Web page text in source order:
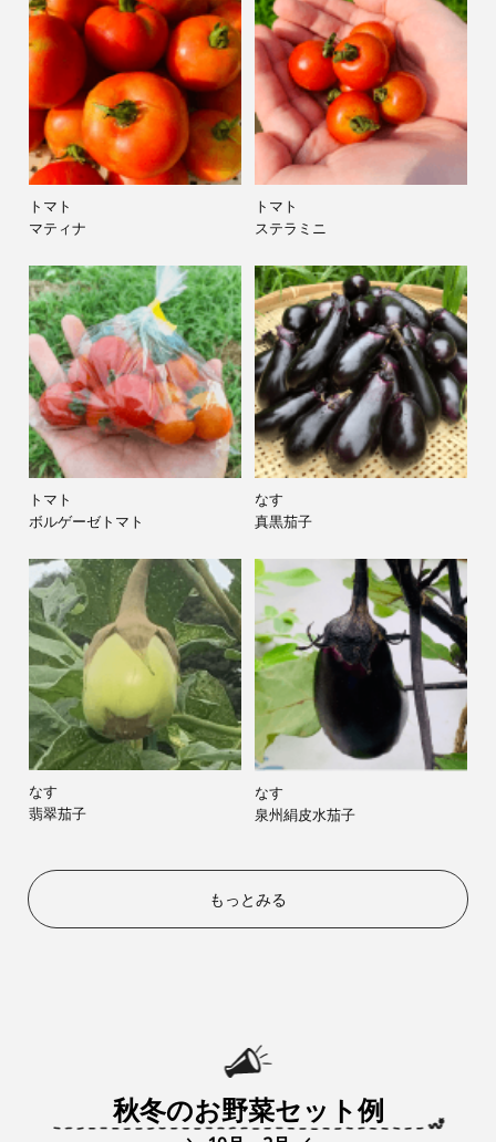
トマト
マティナ
トマト
ステラミニ
トマト
ボルゲーゼトマト
なす
真黒茄子
なす
翡翠茄子
なす
泉州絹皮水茄子
もっとみる
秋冬のお野菜セット例